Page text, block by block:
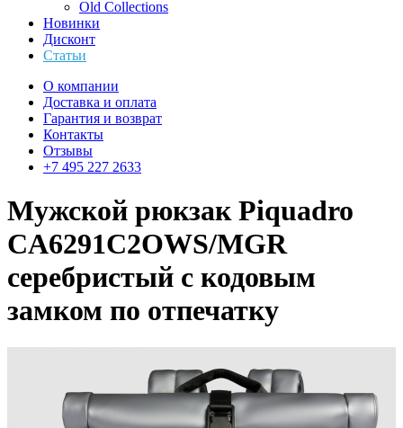
Old Collections
Новинки
Дисконт
Статьи
О компании
Доставка и оплата
Гарантия и возврат
Контакты
Отзывы
+7 495 227 2633
Мужской рюкзак Piquadro
CA6291C2OWS/MGR
серебристый с кодовым
замком по отпечатку